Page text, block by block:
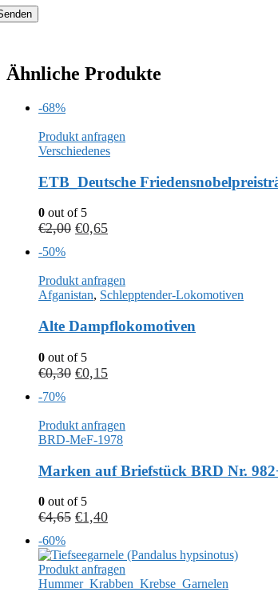
Ähnliche Produkte
-68%
Produkt anfragen
Verschiedenes
ETB_Deutsche
0 out of 5
€2,00 €0,65
-50%
Produkt anfragen
Afganistan, Schlepptender-Lokomotiven
Alte Dampflokomotiven
0 out of 5
€0,30 €0,15
-70%
Produkt anfragen
BRD-MeF-1978
Marken auf Briefstück BRD Nr.
0 out of 5
€4,65 €1,40
-60%
Produkt anfragen
Hummer_Krabben_Krebse_Garnelen